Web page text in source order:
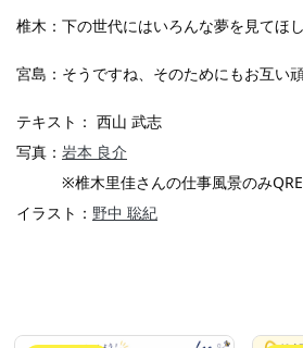
椎木：下の世代にはいろんな夢を見てほし
宮島：そうですね、そのためにもお互い
テキスト： 西山 武志
写真： 岩本 良介
※椎木里佳さんの仕事風景のみ
イラスト： 野中 聡紀